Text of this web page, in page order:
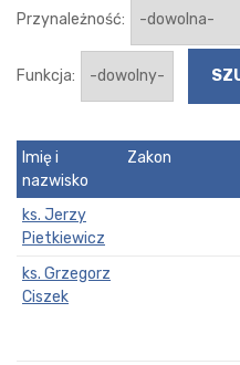
Przynależność:
Funkcja:
Imię i
nazwisko
Zakon
ks. Jerzy
Pietkiewicz
ks. Grzegorz
Ciszek